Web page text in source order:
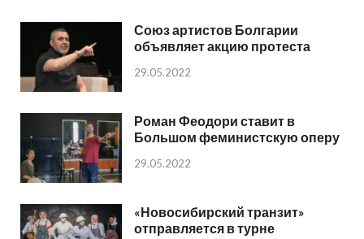
Союз артистов Болгарии
объявляет акцию протеста
29.05.2022
Роман Феодори ставит в
Большом феминистскую оперу
29.05.2022
«Новосибирский транзит»
отправляется в турне